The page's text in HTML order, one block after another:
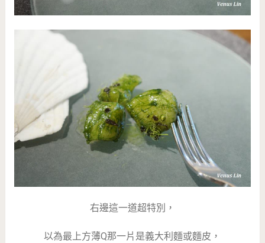
右邊這一道超特別，
以為最上方薄Q那一片是義大利麵或麵皮，